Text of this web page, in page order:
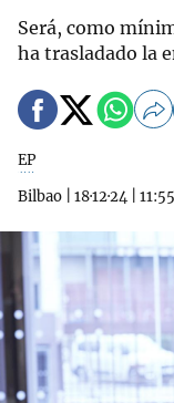
Será, como
ha trasladado la
EP
Bilbao
18·12·24 11:55